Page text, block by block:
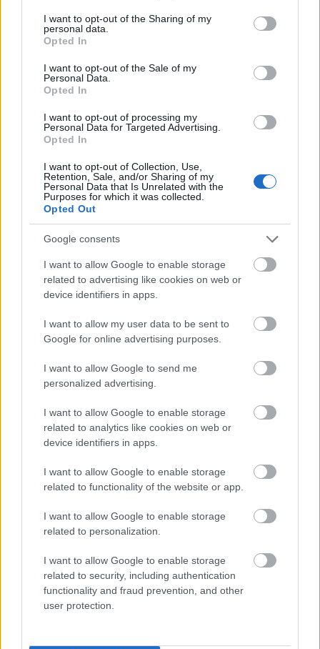
not limited to your visit or usage behaviour. You may click to
grant or deny consent to Google and its third-party tags to
use your data for below specified purposes in below Google
consent section.
I want to opt-out of the Sharing of my
personal data.
Opted In
I want to opt-out of the Sale of my
Personal Data.
Opted In
I want to opt-out of processing my
Personal Data for Targeted Advertising.
Opted In
I want to opt-out of Collection, Use,
Retention, Sale, and/or Sharing of my
Personal Data that Is Unrelated with the
Purposes for which it was collected.
Opted Out
Google consents
I want to allow Google to enable storage
related to advertising like cookies on web or
device identifiers in apps.
I want to allow my user data to be sent to
Google for online advertising purposes.
I want to allow Google to send me
personalized advertising.
I want to allow Google to enable storage
related to analytics like cookies on web or
device identifiers in apps.
I want to allow Google to enable storage
related to functionality of the website or app.
I want to allow Google to enable storage
related to personalization.
I want to allow Google to enable storage
related to security, including authentication
functionality and fraud prevention, and other
user protection.
SZEMBE MERSZ NÉZNI AZZAL, AKIVÉ
ÚJRA SZÍNPADON EÖTVÖS PÉTER UTOLSÓ
OPERÁJA, A VALUSKA
TERMÉSZETFELETTI ERŐK ÉS ELFELEDETT
TITKOK: ITT A SHELBY OAKS – A GONOSZ
NYOMÁBAN MAGYAR ELŐZETESE
https://kulturpart.hu/api/trackback/id/7935766
Kommentek:
minősülnek, értük aszolgáltatás technikaiüzemeltetője semmilyen felelősséget
nem vállal, azokat nem ellenőrzi. Kifogás esetén forduljon a blog szerkesztőjéhez.
Részletek aFelhasználási feltételekbenés azadatvédelmi tájékoztatóban